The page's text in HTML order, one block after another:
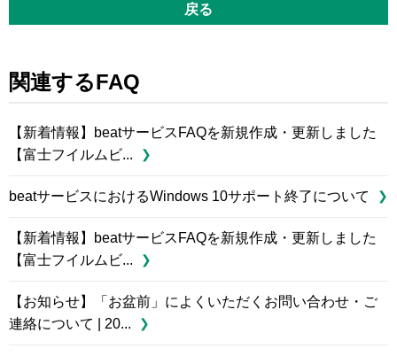
戻る
関連するFAQ
【新着情報】beatサービスFAQを新規作成・更新しました
【富士フイルムビ...
beatサービスにおけるWindows 10サポート終了について
【新着情報】beatサービスFAQを新規作成・更新しました
【富士フイルムビ...
【お知らせ】「お盆前」によくいただくお問い合わせ・ご
連絡について | 20...